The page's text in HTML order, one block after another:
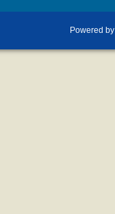
Powered by